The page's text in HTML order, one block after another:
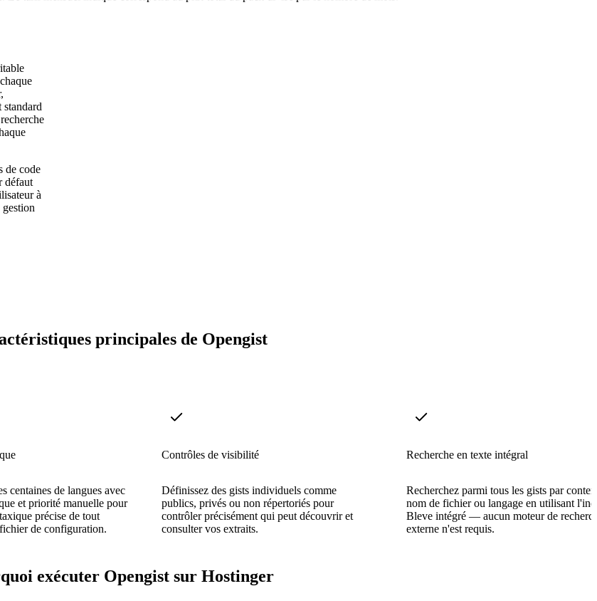
de code
défaut
à
principales de Opengist
centaines de langues avec
et priorité manuelle pour
précise de tout
de configuration.
Contrôles de visibilité
Définissez des gists individuels comme
publics, privés ou non répertoriés pour
contrôler précisément qui peut découvrir et
consulter vos extraits.
Recherche en texte intégral
Recherchez parmi tous les gists par
nom de fichier ou langage en utilisant
Bleve intégré — aucun moteur de
externe n'est requis.
exécuter Opengist sur Hostinger